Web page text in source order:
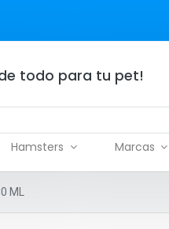
todo para tu pet!
Hamsters Marcas
ML